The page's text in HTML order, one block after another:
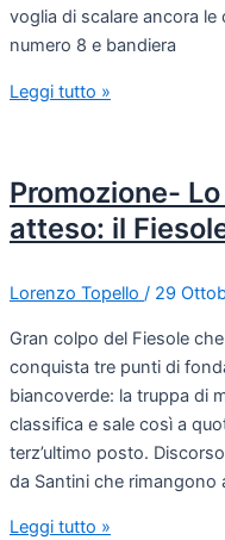
voglia di scalare ancora
numero 8 e bandiera
Leggi tutto »
Promozione-
atteso: il
Lorenzo Topello / 29
Gran colpo del Fiesole
conquista tre punti di
biancoverde: la truppa di
classifica e sale così a
terz’ultimo posto.
da Santini che rimangono
Leggi tutto »